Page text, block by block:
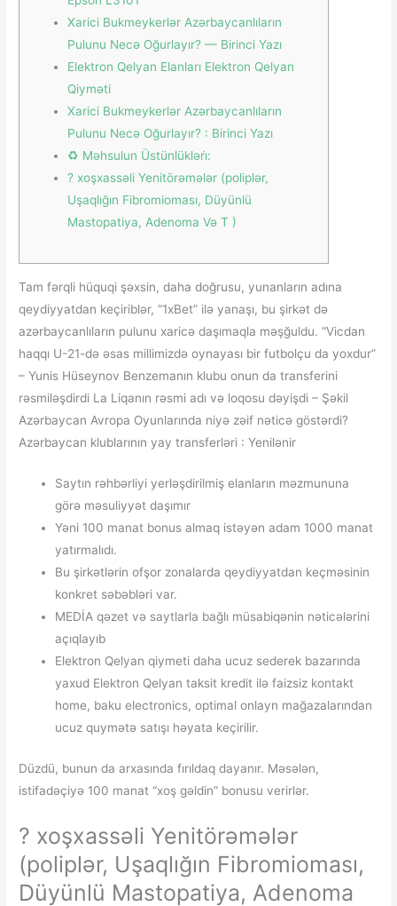
Xarici Bukmeykerlər Azərbaycanlıların
Pulunu Necə Oğurlayır? — Birinci Yazı
Elektron Qelyan Elanları Elektron Qelyan
Qiyməti
Xarici Bukmeykerlər Azərbaycanlıların
Pulunu Necə Oğurlayır? : Birinci Yazı
♻️ Məhsulun Üstünlükləri̇:
? ️xoşxassəli Yenitörəmələr (poliplər,
Uşaqlığın Fibromioması, Düyünlü
Mastopatiya, Adenoma Və T )
Tam fərqli hüquqi şəxsin, daha doğrusu, yunanların adına
qeydiyyatdan keçiriblər, “1xBet” ilə yanaşı, bu şirkət də
azərbaycanlıların pulunu xaricə daşımaqla məşğuldu. “Vicdan
haqqı U-21-də əsas millimizdə oynayası bir futbolçu da yoxdur”
– Yunis Hüseynov Benzemanın klubu onun da transferini
rəsmiləşdirdi La Liqanın rəsmi adı və loqosu dəyişdi – Şəkil
Azərbaycan Avropa Oyunlarında niyə zəif nəticə göstərdi?
Azərbaycan klublarının yay transferləri : Yenilənir
Saytın rəhbərliyi yerləşdirilmiş elanların məzmununa
görə məsuliyyət daşımır
Yəni 100 manat bonus almaq istəyən adam 1000 manat
yatırmalıdı.
Bu şirkətlərin ofşor zonalarda qeydiyyatdan keçməsinin
konkret səbəbləri var.
MEDİA qəzet və saytlarla bağlı müsabiqənin nəticələrini
açıqlayıb
Elektron Qelyan qiymeti daha ucuz sederek bazarında
yaxud Elektron Qelyan taksit kredit ilə faizsiz kontakt
home, baku electronics, optimal onlayn mağazalarından
ucuz quymətə satışı həyata keçirilir.
Düzdü, bunun da arxasında fırıldaq dayanır. Məsələn,
istifadəçiyə 100 manat “xoş gəldin” bonusu verirlər.
? ️xoşxassəli Yenitörəmələr
(poliplər, Uşaqlığın Fibromioması,
Düyünlü Mastopatiya, Adenoma